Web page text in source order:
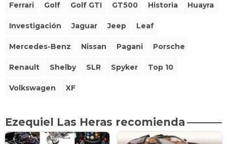
Ferrari Golf Golf GTI GT500 Historia Huayra
Investigación Jaguar Jeep Leaf
Mercedes-Benz Nissan Pagani Porsche
Renault Shelby SLR Spyker Top 10
Volkswagen XF
Ezequiel Las Heras recomienda